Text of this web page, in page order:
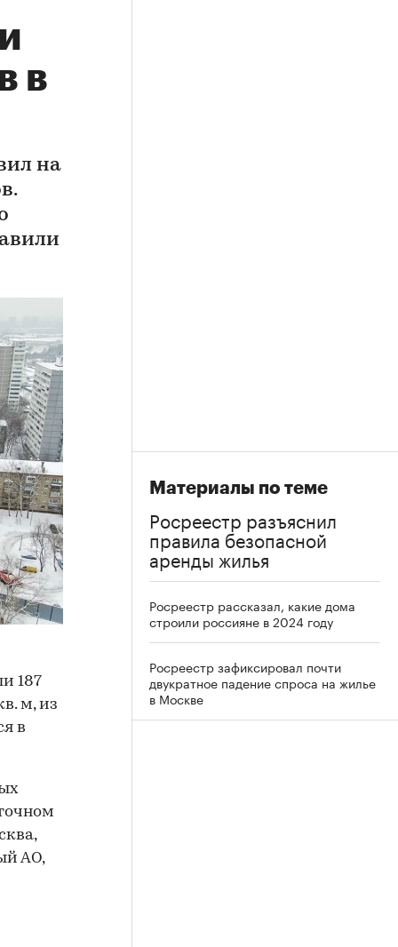
в
на
187
м, из
в
АО,
Материалы по теме
Росреестр разъяснил
правила безопасной
аренды жилья
Росреестр рассказал, какие дома
строили россияне в 2024 году
Росреестр зафиксировал почти
двукратное падение спроса на жилье
в Москве